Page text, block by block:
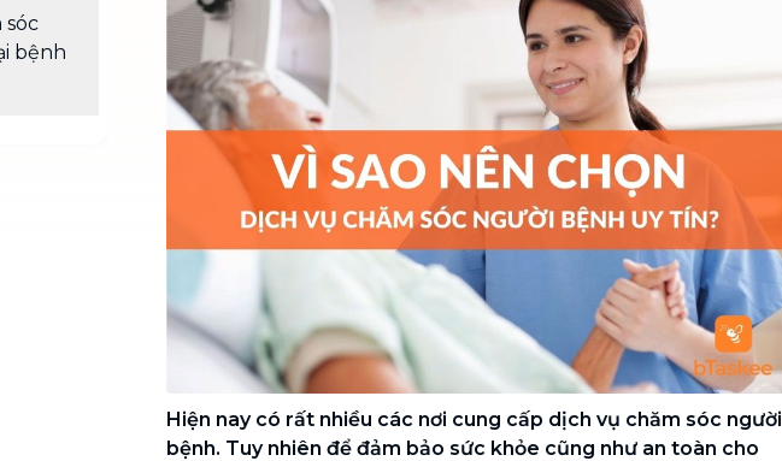
Chuyển nhà trọn gói, không lo dọn
dẹp nơi đi nơi đến
Vệ sinh công nghiệp
Vệ sinh chuyên nghiệp cho văn
phòng, nhà xưởng, công trình lớn
sóc
bệnh
Hiện nay có rất nhiều các nơi cung cấp dịch vụ chăm sóc người
bệnh. Tuy nhiên để đảm bảo sức khỏe cũng như an toàn cho